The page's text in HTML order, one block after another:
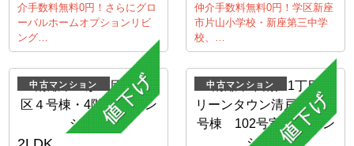
介手数料無料0円！さらにグロ
ーバルホームオプションリビ
ング…
仲介手数料無料0円！学区新座
市片山小学校・新座第三中学
校、…
中古マンション 中古マンション